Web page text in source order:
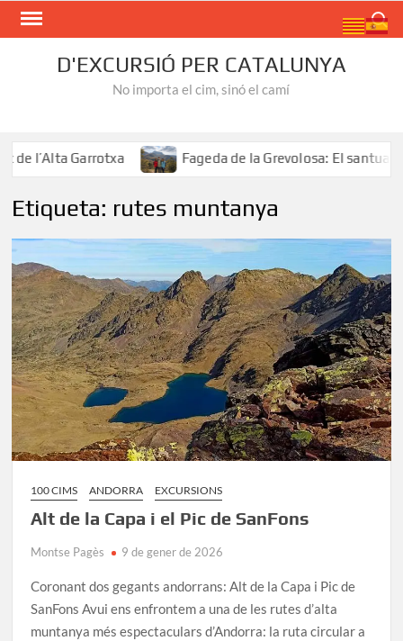
Skip
D'EXCURSIÓ PER CATALUNYA
No importa el cim, sinó el camí
l’Alta Garrotxa Fageda de la Grevolosa: El santuari
Etiqueta: rutes muntanya
100 CIMS ANDORRA EXCURSIONS
Alt de la Capa i el Pic de SanFons
Montse Pagès 9 de gener de 2026
Coronant dos gegants andorrans: Alt de la Capa i Pic de
SanFons Avui ens enfrontem a una de les rutes d’alta
muntanya més espectaculars d’Andorra: la ruta circular a